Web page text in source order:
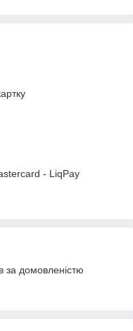
- LiqPay
за домовленістю